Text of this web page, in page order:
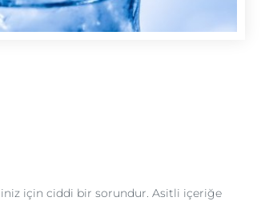
için ciddi bir sorundur. Asitli içeriğe